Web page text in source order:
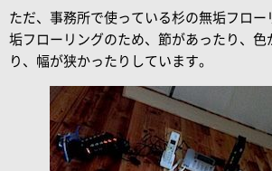
ただ、事務所で使っている杉の無垢フロー
垢フローリングのため、節があったり、色
り、幅が狭かったりしています。